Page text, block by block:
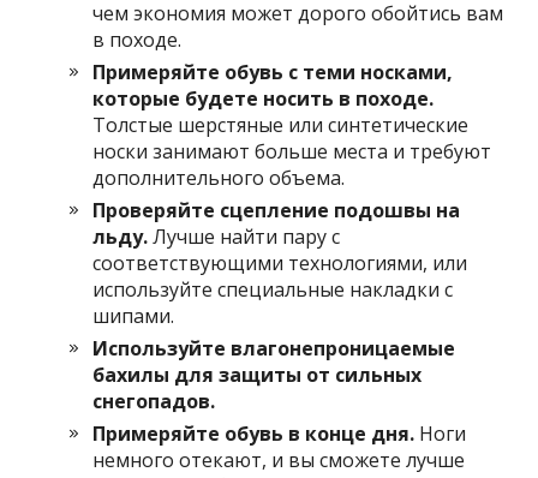
чем экономия может дорого обойтись вам
в походе.
Примеряйте обувь с теми носками,
которые будете носить в походе.
Толстые шерстяные или синтетические
носки занимают больше места и требуют
дополнительного объема.
Проверяйте сцепление подошвы на
льду.Лучше найти пару с
соответствующими технологиями, или
используйте специальные накладки с
шипами.
Используйте влагонепроницаемые
бахилы для защиты от сильных
снегопадов.
Примеряйте обувь в конце дня. Ноги
немного отекают, и вы сможете лучше